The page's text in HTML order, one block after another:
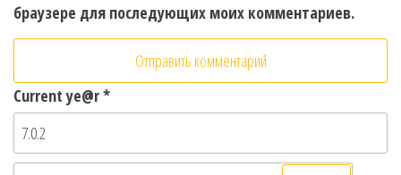
браузере для последующих моих комментариев.
Current ye@r*